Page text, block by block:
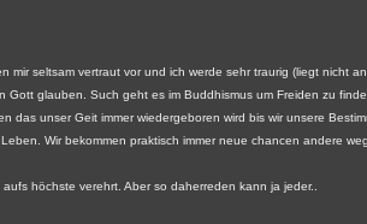
seltsam vertraut vor und ich werde sehr traurig (liegt nicht
glauben. Such geht es im Buddhismus um Freiden zu
das unser Geit immer wiedergeboren wird bis wir unsere
Wir bekommen praktisch immer neue chancen andere
höchste verehrt. Aber so daherreden kann ja jeder..